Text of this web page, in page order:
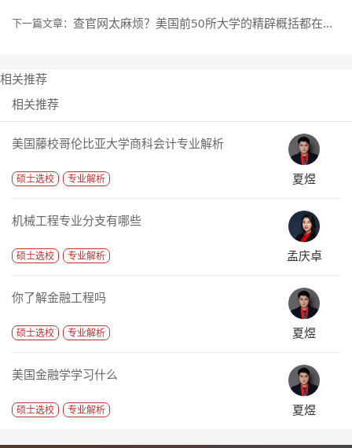
下一篇文章： 查官网太麻烦？美国前50所大学的精辟概括都在这了
相关推荐
相关推荐
美国藤校哥伦比亚大学商科会计专业解析
硕士选校 专业解析 夏煜
机械工程专业分支有哪些
硕士选校 专业解析 孟庆卓
你了解金融工程吗
硕士选校 专业解析 夏煜
美国金融学学习什么
硕士选校 专业解析 夏煜